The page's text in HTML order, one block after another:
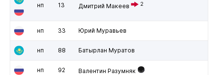
нп 13 Дмитрий Макеев 2
нп 33 Юрий Муравьев
нп 88 Батырлан Муратов
нп 92 Валентин Разумняк